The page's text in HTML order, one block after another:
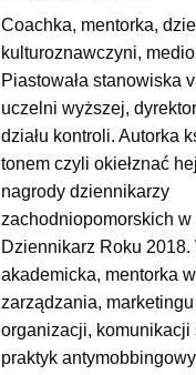
Coachka, mentorka,
kulturoznawczyni,
Piastowała stanowiska
uczelni wyższej,
działu kontroli. Autorka
tonem czyli okiełznać
nagrody dziennikarzy
zachodniopomorskich w
Dziennikarz Roku 2018.
akademicka, mentorka
zarządzania,
organizacji, komunikacji
praktyk